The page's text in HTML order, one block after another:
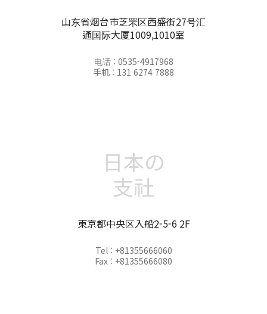
山东省烟台市芝罘区西盛街27号汇
通国际大厦1009,1010室
电话 : 0535-4917968
手机 : 131 6274 7888
日本の
支社
東京都中央区入船2-5-6 2F
Tel : +81355666060
Fax : +81355666080